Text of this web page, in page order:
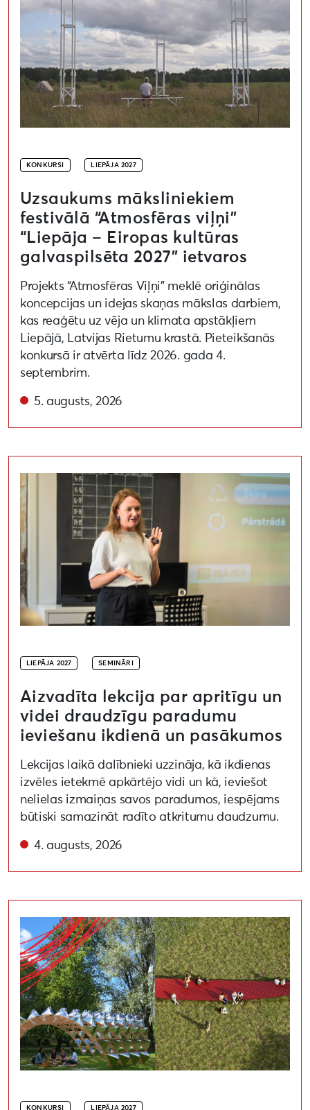
KONKURSI LIEPĀJA 2027
Uzsaukums māksliniekiem
festivālā “Atmosfēras viļņi”
“Liepāja – Eiropas kultūras
galvaspilsēta 2027” ietvaros
Projekts “Atmosfēras Viļņi” meklē oriģinālas
koncepcijas un idejas skaņas mākslas darbiem,
kas reaģētu uz vēja un klimata apstākļiem
Liepājā, Latvijas Rietumu krastā. Pieteikšanās
konkursā ir atvērta līdz 2026. gada 4.
septembrim.
5. augusts, 2026
LIEPĀJA 2027 SEMINĀRI
Aizvadīta lekcija par apritīgu un
videi draudzīgu paradumu
ieviešanu ikdienā un pasākumos
Lekcijas laikā dalībnieki uzzināja, kā ikdienas
izvēles ietekmē apkārtējo vidi un kā, ieviešot
nelielas izmaiņas savos paradumos, iespējams
būtiski samazināt radīto atkritumu daudzumu.
4. augusts, 2026
KONKURSI LIEPĀJA 2027